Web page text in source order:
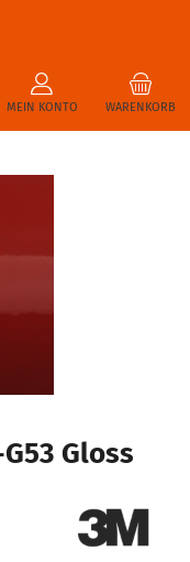
WARENKORB
MEIN KONTO
Gloss